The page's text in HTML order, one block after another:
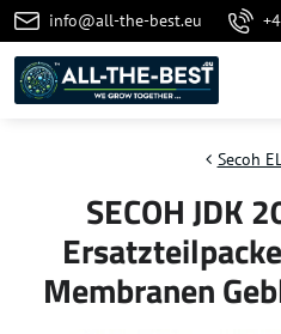
info@all-the-best.eu
Secoh
SECOH JDK
Membranen